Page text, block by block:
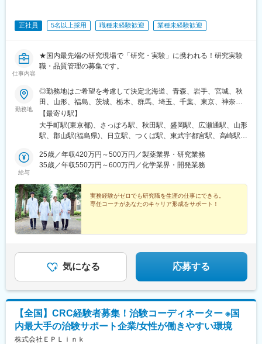
正社員 5名以上採用 職種未経験歓迎 業種未経験歓迎
仕事内容
★国内最先端の研究現場で「研究・実験」に携われる！研究実験
職・品質管理の募集です。
勤務地
◎勤務地はご希望を考慮して決定北海道、青森、岩手、宮城、秋
田、山形、福島、茨城、栃木、群馬、埼玉、千葉、東京、神奈
川、新潟、長野、富山、石川、福井、山梨、岐阜、静岡、愛知、
三重、滋賀、京都、大阪、兵庫、奈良、和歌山、岡山、広島、山
口、徳島、香川、愛媛、高知、福岡、佐賀、長崎、熊本、大分、
定：ご自宅から90分以内の就業先・エリア限定：下記エリア内の
就業先。エリア内での転居を伴う場合あり・全国：全国の中でス
の区分★東北エリア…青森、岩手、宮城、秋田、山形、福島北関
東エリア…茨木、栃木、群馬、埼玉、東京南関東エリア…東京、
神奈川、千葉甲信越エリア…山梨、長野、新潟、東京東海エリ
ア…静岡、愛知、岐阜、三重北陸エリア…富山、石川、福井関西
エリア…滋賀、京都、大阪、兵庫、奈良、和歌山中四国エリア…
【最寄り駅】
大手町駅(東京都)、さっぽろ駅、秋田駅、盛岡駅、広瀬通駅、山形
駅、郡山駅(福島県)、日立駅、つくば駅、東武宇都宮駅、高崎駅、
井駅、勝どき駅、根津駅、立川北駅、町田駅、川崎駅、みなとみ
らい駅、平塚駅、新潟駅、春日山駅、甲府駅、沼津駅、静岡駅、
町駅、あすなろう四日市駅、彦根駅、草津駅(滋賀県)、烏丸駅、茨
木駅、千里中央駅(大阪モノレール)、大阪駅、三田駅(兵庫県)、三
宮・花時計前駅、西神中央駅、明石駅、加古川駅、岡山駅前駅、
倉敷駅、福山駅、八丁堀駅(広島県)、徳山駅、徳島駅、新居浜駅、
小倉駅(福岡県)、天神駅、大分駅、熊本城・市役所前駅、宮崎駅、
葉駅、東大前駅、立川駅、京急川崎駅、日吉町駅、新浜松駅、新
豊田駅、近鉄名古屋駅、電気ビル前駅、足羽山公園口駅、近鉄四
日市駅、四条駅(京都市営)、千里中央駅(北大阪急行)、西梅田駅、
旧居留地・大丸前駅、山陽明石駅、田町駅(岡山県)、胡町駅、眉山
ロープウェイ山麓駅、平和通駅、西鉄福岡駅、花畑町駅、高見橋
駅、二重橋前駅、大通駅、仙台駅、千葉中央駅、立川南駅、桜木
町駅、新静岡駅、浜松駅、名鉄名古屋駅、電鉄富山駅・エスタ前
駅、仁愛女子高校駅、四日市駅、京都河原町駅、大阪梅田駅(阪神
線)、貿易センター駅、西新町駅、新西大寺町筋駅、立町駅、天神
給与
25歳／年収420万円～500万円／製薬業界・研究業務
35歳／年収550万円～600万円／化学業界・開発業務
実務経験がゼロでも研究職を生涯の仕事にできる。
専任コーチがあなたのキャリア形成をサポート！
気になる 応募する
【全国】CRC経験者募集！治験コーディネーター ※国
内最大手の治験サポート企業/女性が働きやすい環境
株式会社ＥＰＬｉｎｋ